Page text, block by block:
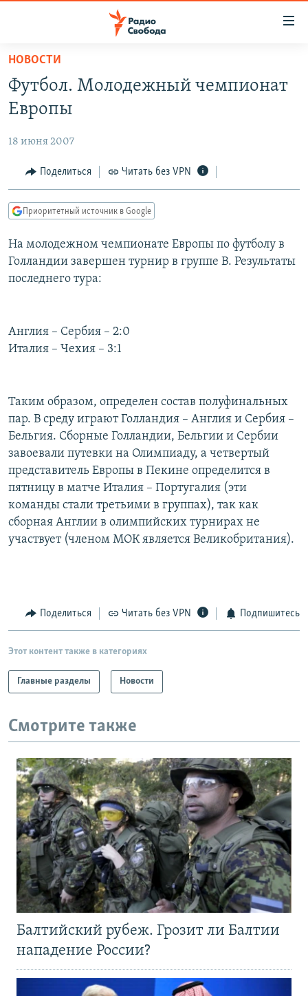
упрощенного
доступа
Вернуться
основному
Вернутся
главной
навигации
Вернутся
поиску
ПРОГРАММЫ
ПОДКАСТЫ
АВТОРСКИЕ ПРОЕКТЫ
ЦИТАТЫ СВОБОДЫ
МНЕНИЯ
IDEL.РЕАЛИИ
КАВКАЗ.РЕАЛИИ
СЕВЕР.РЕАЛИИ
ПОДПИШИТЕСЬ НА РАССЫЛКУ
Все сайты РСЕ/РС
НОВОСТИ
Футбол. Молодежный чемпионат
Европы
18 июня 2007
Поделиться Читать без VPN
Приоритетный источник в Google
На молодежном чемпионате Европы по футболу в
Голландии завершен турнир в группе В. Результаты
последнего тура:
Англия – Сербия – 2:0
Италия – Чехия – 3:1
Таким образом, определен состав полуфинальных
пар. В среду играют Голландия – Англия и Сербия –
Бельгия. Сборные Голландии, Бельгии и Сербии
завоевали путевки на Олимпиаду, а четвертый
представитель Европы в Пекине определится в
пятницу в матче Италия – Португалия (эти
команды стали третьими в группах), так как
сборная Англии в олимпийских турнирах не
участвует (членом МОК является Великобритания).
Поделиться Читать без VPN Подпишитесь
Этот контент также в категориях
Главные разделы Новости
Смотрите также
Балтийский рубеж. Грозит ли Балтии
нападение России?